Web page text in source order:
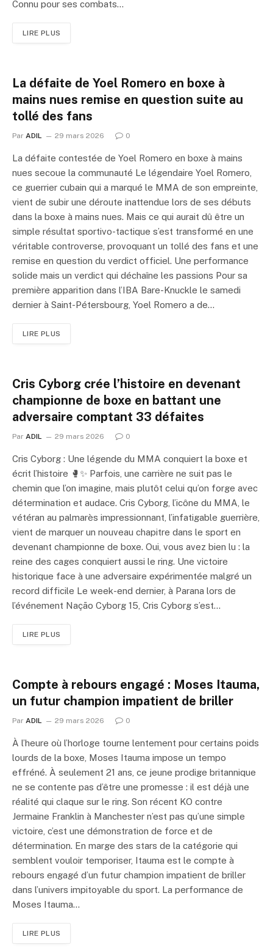
Connu pour ses combats…
LIRE PLUS
La défaite de Yoel Romero en boxe à
mains nues remise en question suite au
tollé des fans
Par ADIL 29 mars 2026 0
La défaite contestée de Yoel Romero en boxe à mains
nues secoue la communauté Le légendaire Yoel Romero,
ce guerrier cubain qui a marqué le MMA de son empreinte,
vient de subir une déroute inattendue lors de ses débuts
dans la boxe à mains nues. Mais ce qui aurait dû être un
simple résultat sportivo-tactique s’est transformé en une
véritable controverse, provoquant un tollé des fans et une
remise en question du verdict officiel. Une performance
solide mais un verdict qui déchaîne les passions Pour sa
première apparition dans l’IBA Bare-Knuckle le samedi
dernier à Saint-Pétersbourg, Yoel Romero a de…
LIRE PLUS
Cris Cyborg crée l’histoire en devenant
championne de boxe en battant une
adversaire comptant 33 défaites
Par ADIL 29 mars 2026 0
Cris Cyborg : Une légende du MMA conquiert la boxe et
écrit l’histoire 🥊✨ Parfois, une carrière ne suit pas le
chemin que l’on imagine, mais plutôt celui qu’on forge avec
détermination et audace. Cris Cyborg, l’icône du MMA, le
vétéran au palmarès impressionnant, l’infatigable guerrière,
vient de marquer un nouveau chapitre dans le sport en
devenant championne de boxe. Oui, vous avez bien lu : la
reine des cages conquiert aussi le ring. Une victoire
historique face à une adversaire expérimentée malgré un
record difficile Le week-end dernier, à Parana lors de
l’événement Nação Cyborg 15, Cris Cyborg s’est…
LIRE PLUS
Compte à rebours engagé : Moses Itauma,
un futur champion impatient de briller
Par ADIL 29 mars 2026 0
À l’heure où l’horloge tourne lentement pour certains poids
lourds de la boxe, Moses Itauma impose un tempo
effréné. À seulement 21 ans, ce jeune prodige britannique
ne se contente pas d’être une promesse : il est déjà une
réalité qui claque sur le ring. Son récent KO contre
Jermaine Franklin à Manchester n’est pas qu’une simple
victoire, c’est une démonstration de force et de
détermination. En marge des stars de la catégorie qui
semblent vouloir temporiser, Itauma est le compte à
rebours engagé d’un futur champion impatient de briller
dans l’univers impitoyable du sport. La performance de
Moses Itauma…
LIRE PLUS